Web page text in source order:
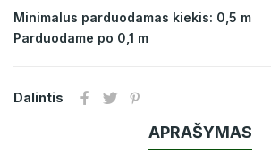
Minimalus parduodamas kiekis: 0,5 m
Parduodame po 0,1 m
Dalintis
APRAŠYMAS